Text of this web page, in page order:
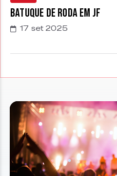
Batuque de Roda em JF
17 set 2025